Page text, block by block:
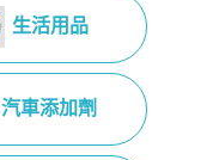
生活用品
汽車添加劑